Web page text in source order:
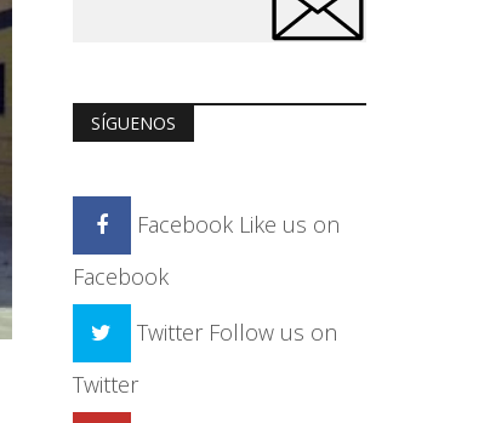
SÍGUENOS
Facebook Like us on
Facebook
Twitter Follow us on
Twitter